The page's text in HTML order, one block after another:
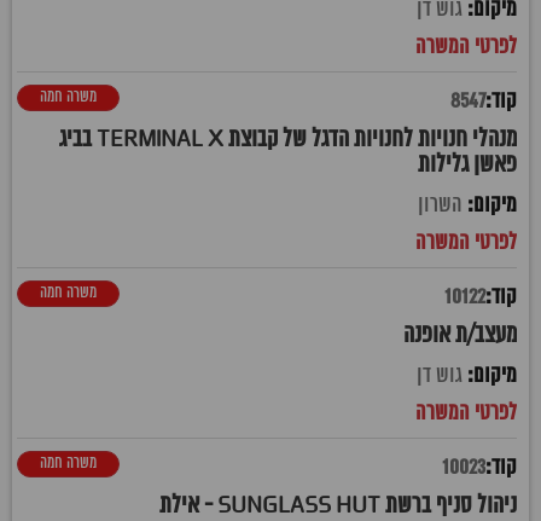
גוש דן
8547
מנהלי חנויות לחנויות הדגל של קבוצת TERMINAL X בביג
פאשן גלילות
משרה חמה
השרון
10122
מעצב/ת אופנה
משרה חמה
גוש דן
10023
ניהול סניף ברשת SUNGLASS HUT - אילת
משרה חמה